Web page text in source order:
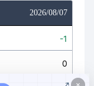
2026/08/07
-1
0